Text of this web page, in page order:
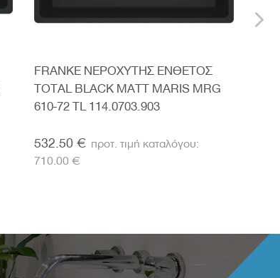
FRANKE ΝΕΡΟΧΥΤΗΣ ΕΝΘΕΤΟΣ
TOTAL BLACK MATT MARIS MRG
610-72 TL 114.0703.903
532.50 €
710.00 €